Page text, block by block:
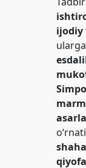
ijodiy
ularga